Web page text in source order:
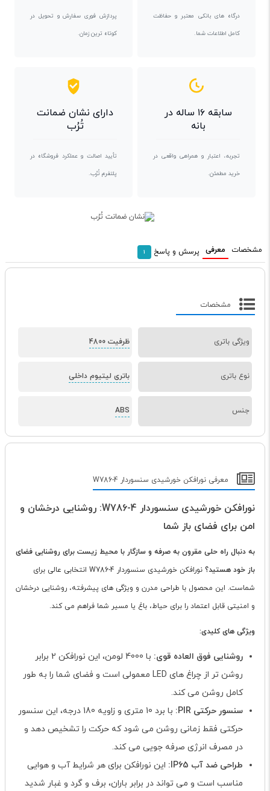
درگاه های بانکی معتبر و حفاظت
کامل اطلاعات شما.
پردازش فوری سفارش و تحویل در
کوتاه ترین زمان.
سابقه ۱۶ ساله در
بانه
تجربه، اعتبار و همراهی واقعی در
خرید مطمئن.
دارای نشان ضمانت
تُرُب
تأیید اصالت و عملکرد فروشگاه در
پلتفرم تُرُب.
مشخصات معرفی پرسش و پاسخ 1
مشخصات
ویژگی باتری ظرفیت 4800
نوع باتری باتری لیتیوم داخلی
جنس ABS
معرفی نورافکن خورشیدی سنسوردار W786-4
نورافکن خورشیدی سنسوردار W786-4: روشنایی درخشان و
امن برای فضای باز شما
به دنبال راه حلی مقرون به صرفه و سازگار با محیط زیست برای روشنایی فضای
باز خود هستید؟
نورافکن خورشیدی سنسوردار W786-4 انتخابی عالی برای
شماست. این محصول با طراحی مدرن و ویژگی های پیشرفته، روشنایی درخشان
و امنیتی قابل اعتماد را برای حیاط، باغ یا مسیر شما فراهم می کند.
ویژگی های کلیدی:
روشنایی فوق العاده قوی:
با 4000 لومن، این نورافکن 2 برابر
روشن تر از چراغ های LED معمولی است و فضای شما را به طور
کامل روشن می کند.
سنسور حرکتی PIR:
با برد 10 متری و زاویه 180 درجه، این سنسور
حرکتی فقط زمانی روشن می شود که حرکت را تشخیص دهد و
در مصرف انرژی صرفه جویی می کند.
طراحی ضد آب IP65:
این نورافکن برای هر شرایط آب و هوایی
مناسب است و می تواند در برابر باران، برف و گرد و غبار شدید